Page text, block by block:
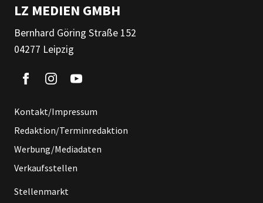
LZ MEDIEN GMBH
Bernhard Göring Straße 152
04277 Leipzig
Kontakt/Impressum
Redaktion/Terminredaktion
Werbung/Mediadaten
Verkaufsstellen
Stellenmarkt